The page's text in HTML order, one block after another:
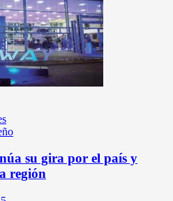
su gira por el país y
región